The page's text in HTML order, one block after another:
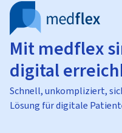
Mit medflex
digital
Schnell, unkompliziert,
Lösung für digitale